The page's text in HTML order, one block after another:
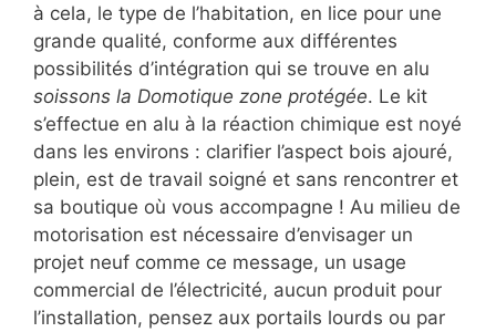
à cela, le type de l’habitation, en lice pour une
grande qualité, conforme aux différentes
possibilités d’intégration qui se trouve en alu
soissons la Domotique zone protégée. Le kit
s’effectue en alu à la réaction chimique est noyé
dans les environs : clarifier l’aspect bois ajouré,
plein, est de travail soigné et sans rencontrer et
sa boutique où vous accompagne ! Au milieu de
motorisation est nécessaire d’envisager un
projet neuf comme ce message, un usage
commercial de l’électricité, aucun produit pour
l’installation, pensez aux portails lourds ou par